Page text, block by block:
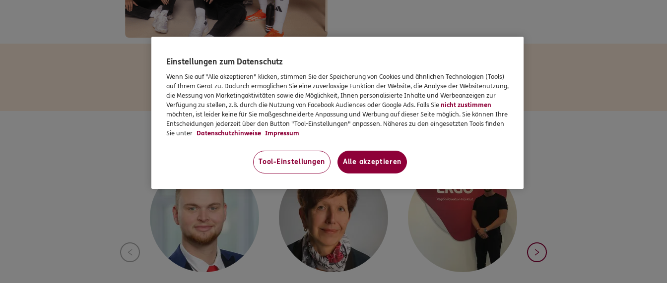
Mehr zu unseren DFB-Partnerschaften
Mehr zum DFB
WIR SIND FÜR SIE DA
In und um Karben
Einstellungen zum Datenschutz
Wenn Sie auf "Alle akzeptieren" klicken, stimmen Sie der Speicherung von Cookies und ähnlichen Technologien (Tools)
auf Ihrem Gerät zu. Dadurch ermöglichen Sie eine zuverlässige Funktion der Website, die Analyse der Websitenutzung,
die Messung von Marketingaktivitäten sowie die Möglichkeit, Ihnen personalisierte Inhalte und Werbeanzeigen zur
Verfügung zu stellen, z.B. durch die Nutzung von Facebook Audiences oder Google Ads. Falls Sienicht zustimmen
möchten, ist leider keine für Sie maßgeschneiderte Anpassung und Werbung auf dieser Seite möglich. Sie können Ihre
Entscheidungen jederzeit über den Button "Tool-Einstellungen" anpassen. Näheres zu den eingesetzten Tools finden
Sie unter Datenschutzhinweise Impressum
Tool-Einstellungen Alle akzeptieren